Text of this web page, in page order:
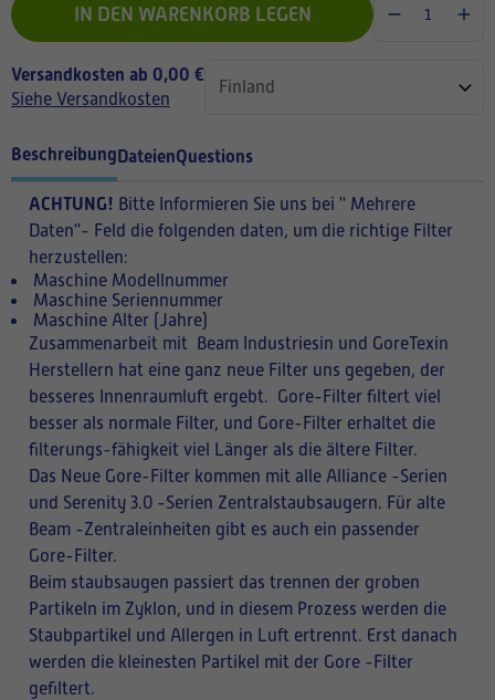
IN DEN WARENKORB LEGEN
Versandkosten ab 0,00 €
Siehe Versandkosten
BeschreibungDateienQuestions
ACHTUNG! Bitte Informieren Sie uns bei '' Mehrere
Daten''- Feld die folgenden daten, um die richtige Filter
herzustellen:
Maschine Modellnummer
Maschine Seriennummer
Maschine Alter (Jahre)
Zusammenarbeit mit Beam Industriesin und GoreTexin
Herstellern hat eine ganz neue Filter uns gegeben, der
besseres Innenraumluft ergebt. Gore-Filter filtert viel
besser als normale Filter, und Gore-Filter erhaltet die
filterungs-fähigkeit viel Länger als die ältere Filter.
Das Neue Gore-Filter kommen mit alle Alliance -Serien
und Serenity 3.0 -Serien Zentralstaubsaugern. Für alte
Beam -Zentraleinheiten gibt es auch ein passender
Gore-Filter.
Beim staubsaugen passiert das trennen der groben
Partikeln im Zyklon, und in diesem Prozess werden die
Staubpartikel und Allergen in Luft ertrennt. Erst danach
werden die kleinesten Partikel mit der Gore -Filter
gefiltert.